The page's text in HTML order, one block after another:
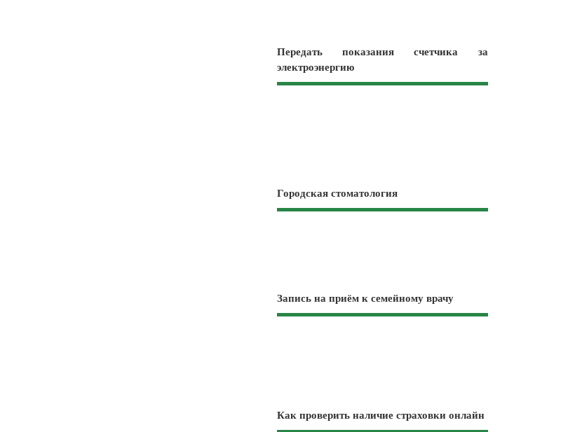
Передать показания счетчика за
электроэнергию
Городская стоматология
Запись на приём к семейному врачу
Как проверить наличие страховки онлайн